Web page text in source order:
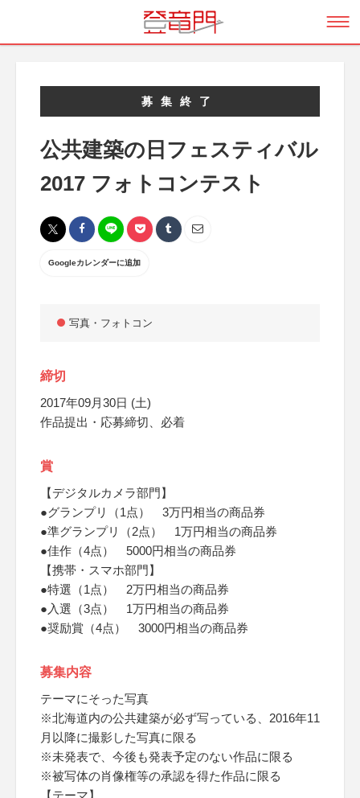
募集終了
公共建築の日フェスティバル
2017 フォトコンテスト
Googleカレンダーに追加
写真・フォトコン
締切
2017年09月30日 (土)
作品提出・応募締切、必着
賞
【デジタルカメラ部門】
●グランプリ（1点） 3万円相当の商品券
●準グランプリ（2点） 1万円相当の商品券
●佳作（4点） 5000円相当の商品券
【携帯・スマホ部門】
●特選（1点） 2万円相当の商品券
●入選（3点） 1万円相当の商品券
●奨励賞（4点） 3000円相当の商品券
募集内容
テーマにそった写真
※北海道内の公共建築が必ず写っている、2016年11
月以降に撮影した写真に限る
※未発表で、今後も発表予定のない作品に限る
※被写体の肖像権等の承認を得た作品に限る
【テーマ】